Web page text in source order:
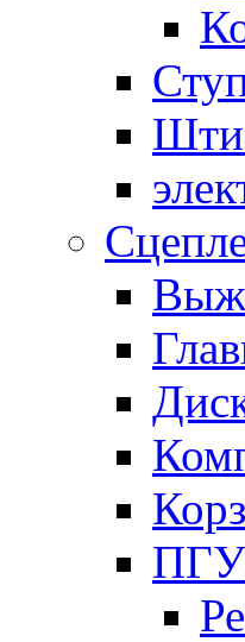
ПГУ